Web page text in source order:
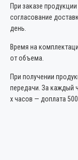
При заказе
согласование
день.
Время на
от объема.
При получении
передачи. За каждый
х часов — доплата 500